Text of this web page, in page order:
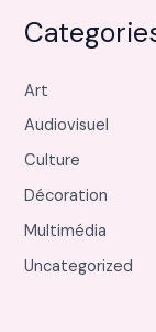
Art
Audiovisuel
Culture
Décoration
Multimédia
Uncategorized